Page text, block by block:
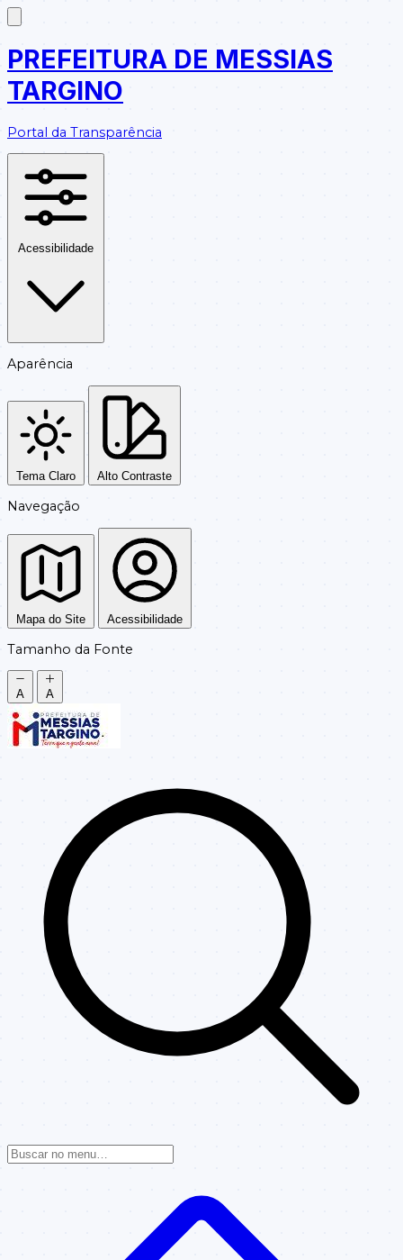
PREFEITURA DE MESSIAS
TARGINO
Portal da Transparência
Acessibilidade
Aparência
Tema Claro Alto Contraste
Navegação
Mapa do Site Acessibilidade
Tamanho da Fonte
A A